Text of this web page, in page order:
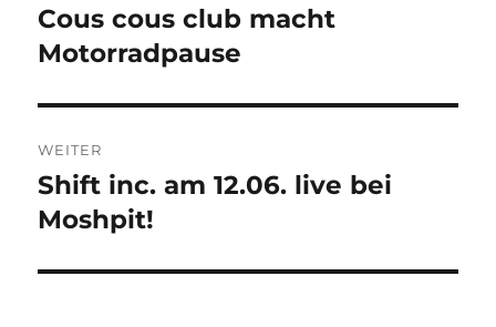
Vorheriger
Beitrag:
Cous cous club macht
Motorradpause
WEITER
Nächster
Beitrag:
Shift inc. am 12.06. live bei
Moshpit!